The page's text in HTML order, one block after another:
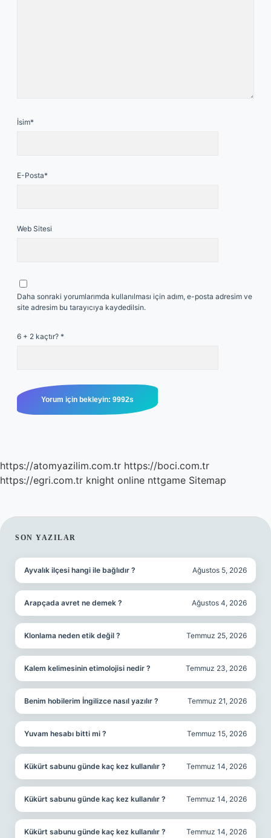
İsim*
E-Posta*
Web Sitesi
Daha sonraki yorumlarımda kullanılması için adım, e-posta adresim ve
site adresim bu tarayıcıya kaydedilsin.
6 + 2 kaçtır? *
https://atomyazilim.com.tr https://boci.com.tr
https://egri.com.tr knight online nttgame Sitemap
SIDEBAR
SON YAZILAR
Ayvalık ilçesi hangi ile bağlıdır ? Ağustos 5, 2026
Arapçada avret ne demek ? Ağustos 4, 2026
Klonlama neden etik değil ? Temmuz 25, 2026
Kalem kelimesinin etimolojisi nedir ? Temmuz 23, 2026
Benim hobilerim İngilizce nasıl yazılır ? Temmuz 21, 2026
Yuvam hesabı bitti mi ? Temmuz 15, 2026
Kükürt sabunu günde kaç kez kullanılır ? Temmuz 14, 2026
Kükürt sabunu günde kaç kez kullanılır ? Temmuz 14, 2026
Kükürt sabunu günde kaç kez kullanılır ? Temmuz 14, 2026